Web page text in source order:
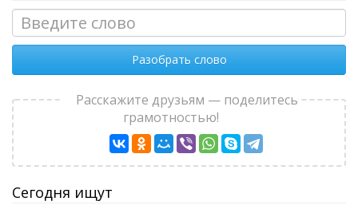
Разобрать слово
Расскажите друзьям — поделитесь
грамотностью!
Сегодня ищут